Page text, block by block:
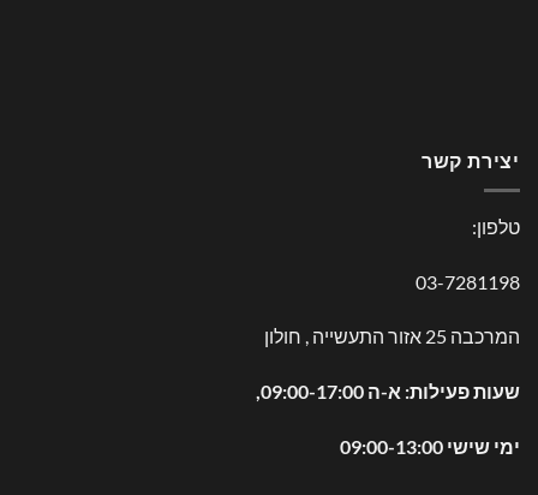
יצירת קשר
טלפון:
03-7281198
המרכבה 25 אזור התעשייה , חולון
שעות פעילות: א-ה 09:00-17:00,
ימי שישי 09:00-13:00